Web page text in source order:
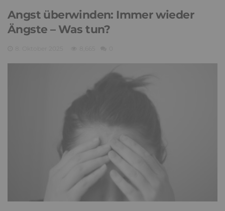
Angst überwinden: Immer wieder
Ängste – Was tun?